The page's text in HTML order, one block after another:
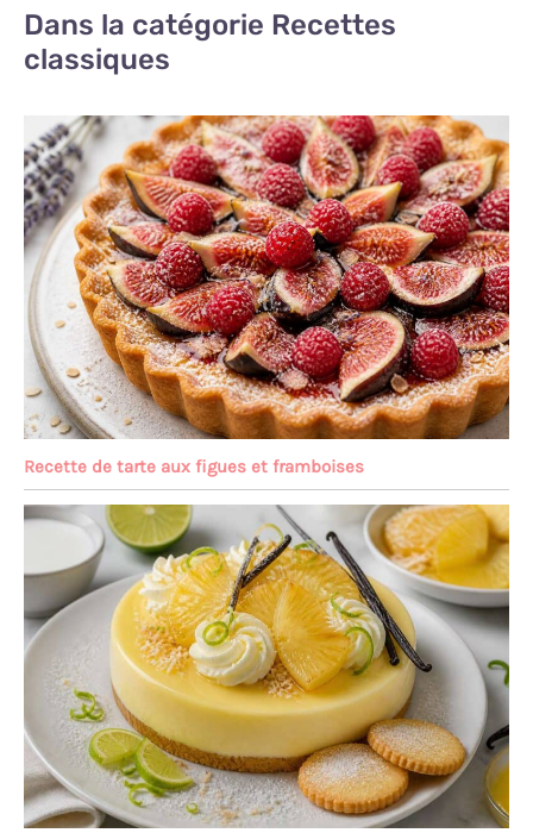
Dans la catégorie Recettes
classiques
Recette de tarte aux figues et framboises